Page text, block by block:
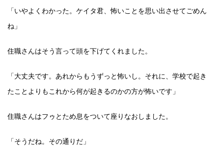
「いやよくわかった。ケイタ君、怖いことを思い出させてごめん
ね」
住職さんはそう言って頭を下げてくれました。
「大丈夫です。あれからもうずっと怖いし。それに、学校で起き
たことよりもこれから何が起きるのかの方が怖いです」
住職さんはフゥとため息をついて座りなおしました。
「そうだね。その通りだ」